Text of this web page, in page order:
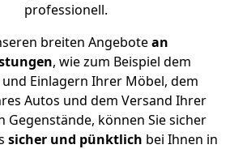
professionell.
breiten Angebotean
, wie zum Beispiel dem
Einlagern Ihrer Möbel, dem
Autos und dem Versand Ihrer
Gegenstände, können Sie sicher
sicher und pünktlich bei Ihnen in